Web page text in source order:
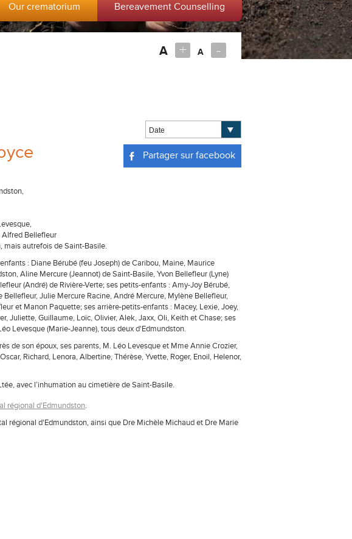
Our crematorium Bereavement Counselling
A + A -
Partager sur facebook
Bellefleur
mais autrefois de Saint-Basile.
: Diane Bérubé (feu Joseph) de Caribou, Maine, Maurice
Aline Mercure (Jeannot) de Saint-Basile, Yvon Bellefleur (Lyne)
(André) de Rivière-Verte; ses petits-enfants : Amy-Joy Bérubé,
Bellefleur, Julie Mercure Racine, André Mercure, Mylène Bellefleur,
et Manon Paquette; ses arrière-petits-enfants : Macey, Lexie, Joey,
Juliette, Guillaume, Loïc, Olivier, Alek, Jaxx, Oli, Keith et Chase; ses
Levesque (Marie-Jeanne), tous deux d'Edmundston.
de son époux, ses parents, M. Léo Levesque et Mme Annie Crozier,
Richard, Lenora, Albertine, Thérèse, Yvette, Roger, Enoil, Helenor,
avec l’inhumation au cimetière de Saint-Basile.
régional d'Edmundston.
régional d'Edmundston, ainsi que Dre Michèle Michaud et Dre Marie